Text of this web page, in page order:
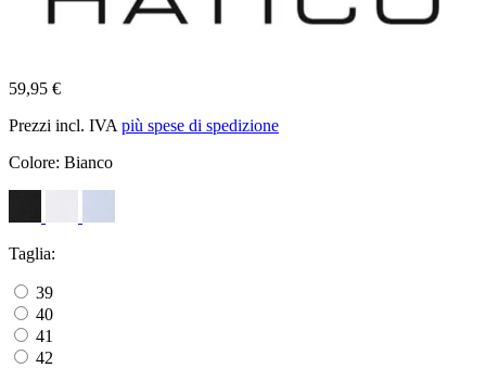
59,95 €
Prezzi incl. IVA più spese di spedizione
Colore: Bianco
Taglia:
39
40
41
42